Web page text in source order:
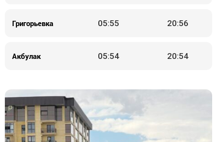
Григорьевка 05:55 20:56
Акбулак 05:54 20:54